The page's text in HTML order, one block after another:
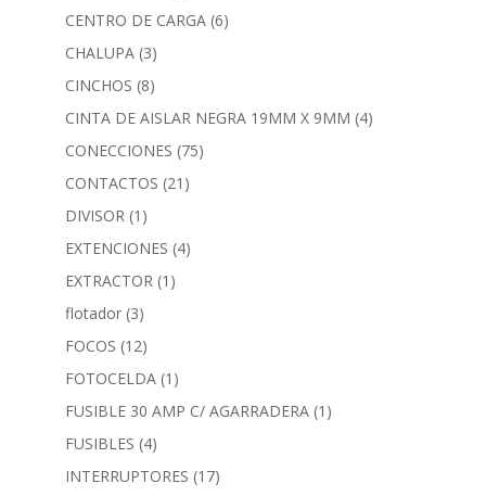
CENTRO DE CARGA (6)
CHALUPA (3)
CINCHOS (8)
CINTA DE AISLAR NEGRA 19MM X 9MM (4)
CONECCIONES (75)
CONTACTOS (21)
DIVISOR (1)
EXTENCIONES (4)
EXTRACTOR (1)
flotador (3)
FOCOS (12)
FOTOCELDA (1)
FUSIBLE 30 AMP C/ AGARRADERA (1)
FUSIBLES (4)
INTERRUPTORES (17)